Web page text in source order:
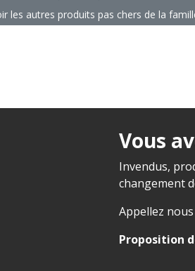
les autres produits pas chers de la
Vous
Invendus,
changement
Appellez
Proposition